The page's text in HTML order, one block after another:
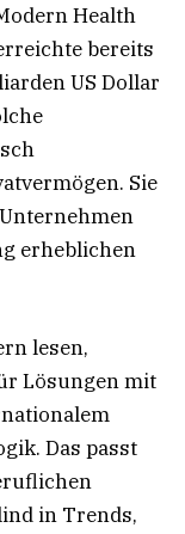
Health
bereits
US Dollar
Sie
erheblichen
lesen,
Lösungen mit
Das passt
in Trends,